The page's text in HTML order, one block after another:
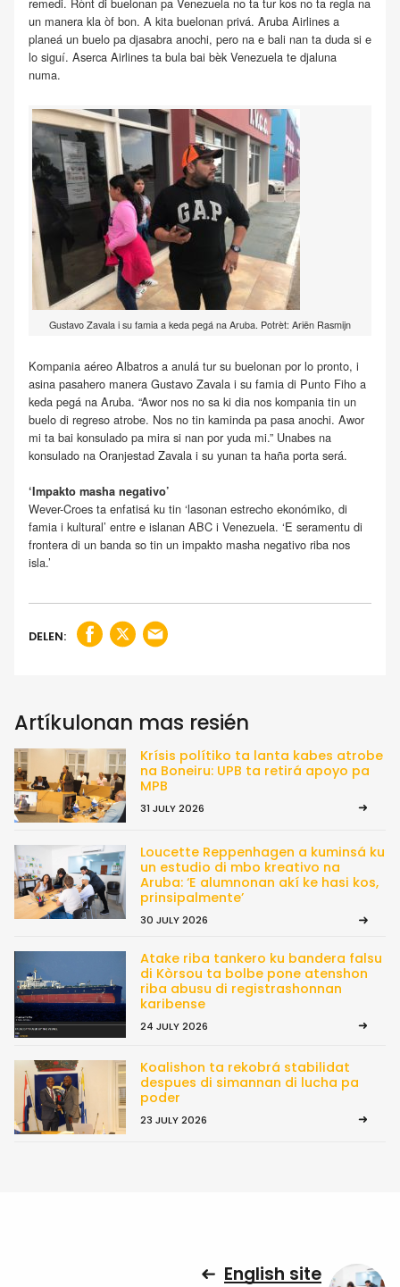
remedi. Rònt di buelonan pa Venezuela no ta tur kos no ta regla na
un manera kla òf bon. A kita buelonan privá. Aruba Airlines a
planeá un buelo pa djasabra anochi, pero na e bali nan ta duda si e
lo siguí. Aserca Airlines ta bula bai bèk Venezuela te djaluna
numa.
Gustavo Zavala i su famia a keda pegá na Aruba. Potrèt: Ariën Rasmijn
Kompania aéreo Albatros a anulá tur su buelonan por lo pronto, i
asina pasahero manera Gustavo Zavala i su famia di Punto Fiho a
keda pegá na Aruba. “Awor nos no sa ki dia nos kompania tin un
buelo di regreso atrobe. Nos no tin kaminda pa pasa anochi. Awor
mi ta bai konsulado pa mira si nan por yuda mi.” Unabes na
konsulado na Oranjestad Zavala i su yunan ta haña porta será.
‘Impakto masha negativo’
Wever-Croes ta enfatisá ku tin ‘lasonan estrecho ekonómiko, di
famia i kultural’ entre e islanan ABC i Venezuela. ‘E seramentu di
frontera di un banda so tin un impakto masha negativo riba nos
isla.’
DELEN:
Artíkulonan mas resién
Krísis polítiko ta lanta kabes atrobe
na Boneiru: UPB ta retirá apoyo pa
MPB
31 JULY 2026
Loucette Reppenhagen a kuminsá ku
un estudio di mbo kreativo na
Aruba: ‘E alumnonan akí ke hasi kos,
prinsipalmente’
30 JULY 2026
Atake riba tankero ku bandera falsu
di Kòrsou ta bolbe pone atenshon
riba abusu di registrashonnan
karibense
24 JULY 2026
Koalishon ta rekobrá stabilidat
despues di simannan di lucha pa
poder
23 JULY 2026
English site